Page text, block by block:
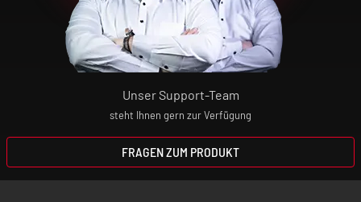
Chipsatz: YiHi SY304J
Schutzfunktionen: Zugdauerbegrenzung,
Niederspannungsschutz, Kurzschlussschutz,
Überladungsschutz, Schutz vor zu geringem und
zu hohem Widerstand, Tiefentladungsschutz,
Überhitzungsschutz
Unser Support-Team
steht Ihnen gern zur Verfügung
FRAGEN ZUM PRODUKT